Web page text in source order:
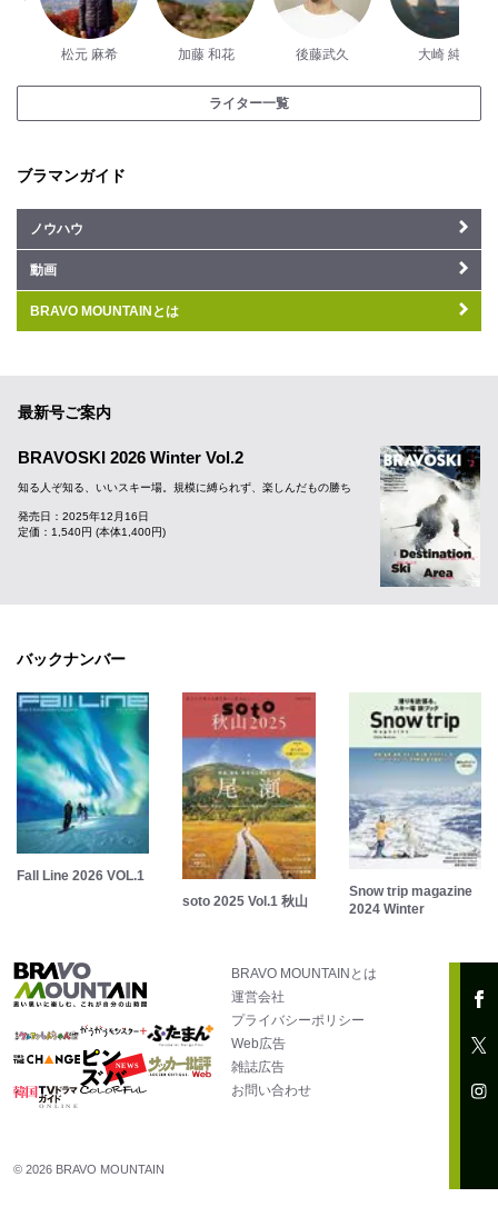
松元 麻希 加藤 和花 後藤武久 大崎 純
ライター一覧
ブラマンガイド
ノウハウ
動画
BRAVO MOUNTAINとは
最新号ご案内
BRAVOSKI 2026 Winter Vol.2
知る人ぞ知る、いいスキー場。規模に縛られず、楽しんだもの勝ち
発売日：2025年12月16日
定価：1,540円 (本体1,400円)
バックナンバー
Fall Line 2026 VOL.1
soto 2025 Vol.1 秋山
Snow trip magazine
2024 Winter
BRAVO MOUNTAINとは
運営会社
プライバシーポリシー
Web広告
雑誌広告
お問い合わせ
© 2026 BRAVO MOUNTAIN